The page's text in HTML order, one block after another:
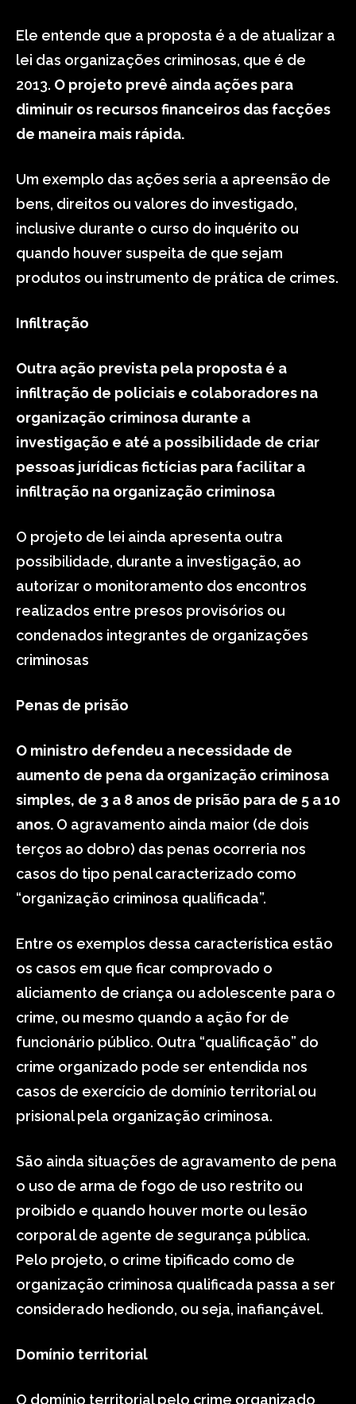
Ele entende que a proposta é a de atualizar a
lei das organizações criminosas, que é de
2013. O projeto prevê ainda ações para
diminuir os recursos financeiros das facções
de maneira mais rápida.
Um exemplo das ações seria a apreensão de
bens, direitos ou valores do investigado,
inclusive durante o curso do inquérito ou
quando houver suspeita de que sejam
produtos ou instrumento de prática de crimes.
Infiltração
Outra ação prevista pela proposta é a
infiltração de policiais e colaboradores na
organização criminosa durante a
investigação e até a possibilidade de criar
pessoas jurídicas fictícias para facilitar a
infiltração na organização criminosa
O projeto de lei ainda apresenta outra
possibilidade, durante a investigação, ao
autorizar o monitoramento dos encontros
realizados entre presos provisórios ou
condenados integrantes de organizações
criminosas
Penas de prisão
O ministro defendeu a necessidade de
aumento de pena da organização criminosa
simples, de 3 a 8 anos de prisão para de 5 a 10
anos. O agravamento ainda maior (de dois
terços ao dobro) das penas ocorreria nos
casos do tipo penal caracterizado como
“organização criminosa qualificada”.
Entre os exemplos dessa característica estão
os casos em que ficar comprovado o
aliciamento de criança ou adolescente para o
crime, ou mesmo quando a ação for de
funcionário público. Outra “qualificação” do
crime organizado pode ser entendida nos
casos de exercício de domínio territorial ou
prisional pela organização criminosa.
São ainda situações de agravamento de pena
o uso de arma de fogo de uso restrito ou
proibido e quando houver morte ou lesão
corporal de agente de segurança pública.
Pelo projeto, o crime tipificado como de
organização criminosa qualificada passa a ser
considerado hediondo, ou seja, inafiançável.
Domínio territorial
O domínio territorial pelo crime organizado